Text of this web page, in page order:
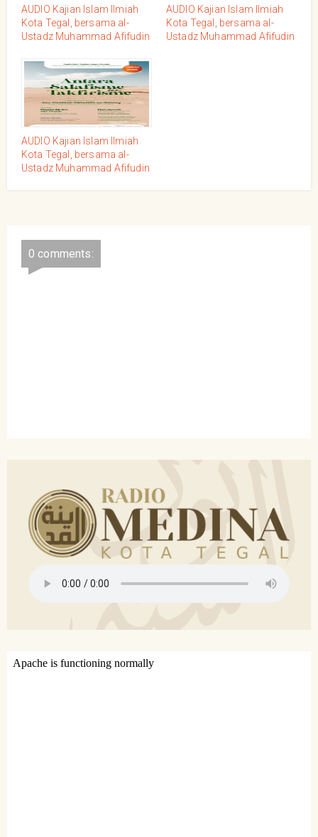
AUDIO Kajian Islam Ilmiah
Kota Tegal, bersama al-
Ustadz Muhammad Afifudin
Jumadal Akhir 1444/06
Desember 2022
AUDIO Kajian Islam Ilmiah
Kota Tegal, bersama al-
Ustadz Muhammad Afifudin
AUDIO Kajian Islam Ilmiah
Kota Tegal, bersama al-
Ustadz Muhammad Afifudin
0 comments: